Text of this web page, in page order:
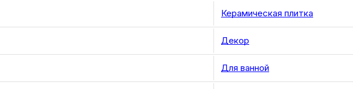
Керамическая плитка
Декор
Для ванной